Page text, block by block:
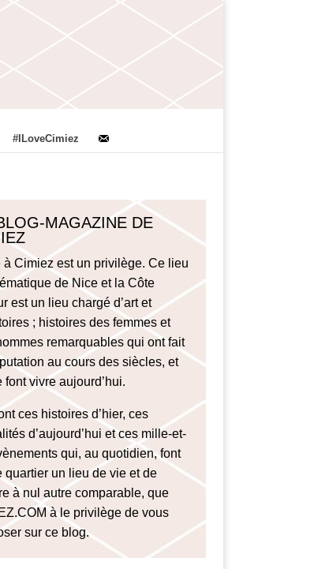
#ILoveCimiez
MAGAZINE DE
à Cimiez est un privilège. Ce lieu
de Nice et la Côte
est un lieu chargé d’art et
; histoires des femmes et
remarquables qui ont fait
au cours des siècles, et
font vivre aujourd’hui.
ces histoires d’hier, ces
d’aujourd’hui et ces mille-et-
qui, au quotidien, font
quartier un lieu de vie et de
à nul autre comparable, que
à le privilège de vous
sur ce blog.